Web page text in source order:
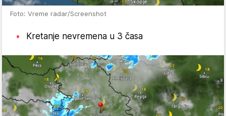
Foto: Vreme radar/Screenshot
Kretanje nevremena u 3 časa